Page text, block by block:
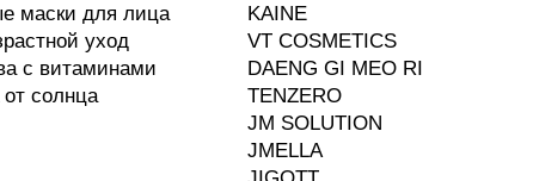
маски для лица
уход
с витаминами
солнца
KAINE
VT COSMETICS
DAENG GI MEO RI
TENZERO
JM SOLUTION
JMELLA